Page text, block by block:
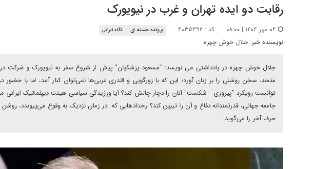
رقابت دو ایده تهران و غرب در نیویورک
کد : ۲۰۳۵۲۹۲ پرونده هسته ای نگاه ایرانی
نویسنده خبر: جلال خوش چهره
جلال خوش چهره در یادداشتی می نویسد: "مسعود پزشکیان" پیش از شروع سفر به نیویورک و شرکت
متحد، سخن روشنی را بر زبان آورد؛ این که با زورگویی و قلدری غربی‌ها نمی‌توان کنار آمد، اما با حضور
توانست رویکرد "پیروزی _ شکست" آنان را دچار چالش کند؟ آیا ورزیدگی سیاسی هیئت دیپلماتیک ایرانی
جامعه جهانی، قدرتمندانه دفاع و آن را تبیین کند؟ رخدادهایی که در زمان نزدیک به وقوع می‌پیوندد،
حرف آخر را می‌گوید.